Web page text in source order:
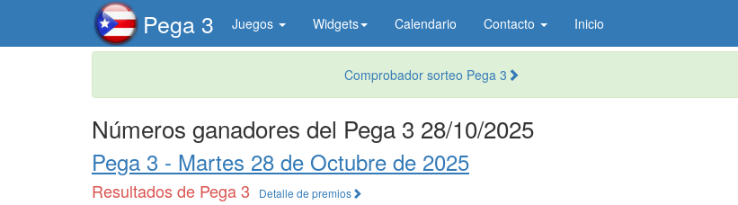
Pega 3 Juegos Widgets Calendario Contacto Inicio
Comprobador sorteo Pega 3
Números ganadores del Pega 3 28/10/2025
Pega 3 - Martes 28 de Octubre de 2025
Resultados de Pega 3 Detalle de premios